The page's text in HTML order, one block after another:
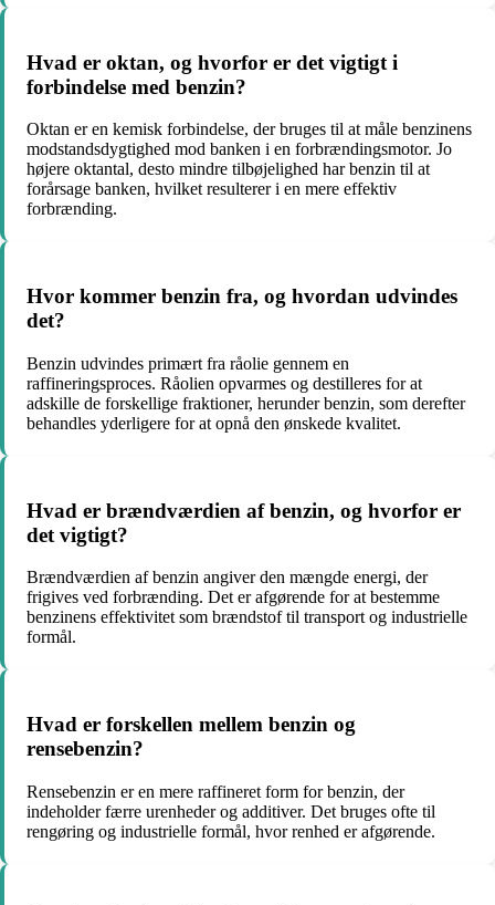
Hvad er oktan, og hvorfor er det vigtigt i
forbindelse med benzin?
Oktan er en kemisk forbindelse, der bruges til at måle benzinens
modstandsdygtighed mod banken i en forbrændingsmotor. Jo
højere oktantal, desto mindre tilbøjelighed har benzin til at
forårsage banken, hvilket resulterer i en mere effektiv
forbrænding.
Hvor kommer benzin fra, og hvordan udvindes
det?
Benzin udvindes primært fra råolie gennem en
raffineringsproces. Råolien opvarmes og destilleres for at
adskille de forskellige fraktioner, herunder benzin, som derefter
behandles yderligere for at opnå den ønskede kvalitet.
Hvad er brændværdien af benzin, og hvorfor er
det vigtigt?
Brændværdien af benzin angiver den mængde energi, der
frigives ved forbrænding. Det er afgørende for at bestemme
benzinens effektivitet som brændstof til transport og industrielle
formål.
Hvad er forskellen mellem benzin og
rensebenzin?
Rensebenzin er en mere raffineret form for benzin, der
indeholder færre urenheder og additiver. Det bruges ofte til
rengøring og industrielle formål, hvor renhed er afgørende.